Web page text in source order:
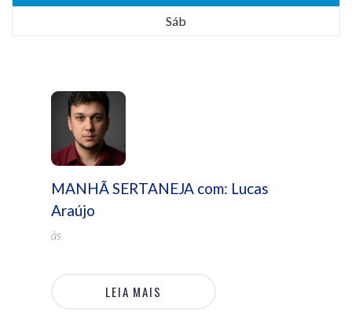
Sáb
MANHÃ SERTANEJA com: Lucas
Araújo
às
LEIA MAIS